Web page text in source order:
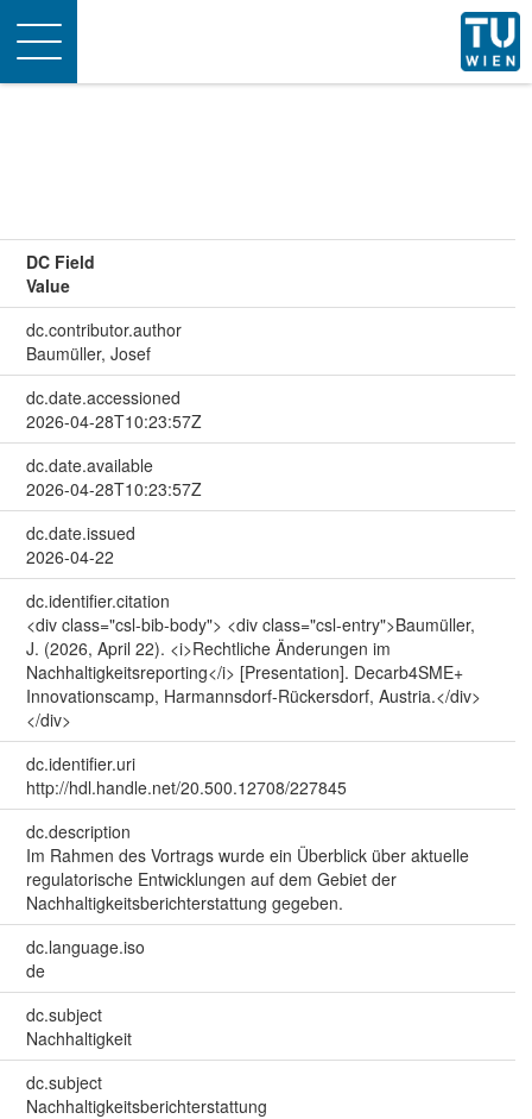
Toggle
navigation
DC Field
Value
dc.contributor.author
Baumüller, Josef
dc.date.accessioned
2026-04-28T10:23:57Z
dc.date.available
2026-04-28T10:23:57Z
dc.date.issued
2026-04-22
dc.identifier.citation
<div class="csl-bib-body"> <div class="csl-entry">Baumüller,
J. (2026, April 22). <i>Rechtliche Änderungen im
Nachhaltigkeitsreporting</i> [Presentation]. Decarb4SME+
Innovationscamp, Harmannsdorf-Rückersdorf, Austria.</div>
</div>
dc.identifier.uri
http://hdl.handle.net/20.500.12708/227845
dc.description
Im Rahmen des Vortrags wurde ein Überblick über aktuelle
regulatorische Entwicklungen auf dem Gebiet der
Nachhaltigkeitsberichterstattung gegeben.
dc.language.iso
de
dc.subject
Nachhaltigkeit
dc.subject
Nachhaltigkeitsberichterstattung